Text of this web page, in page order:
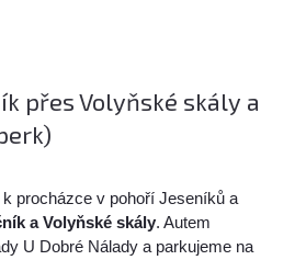
přes Volyňské skály a
procházce v pohoří Jeseníků a
a Volyňské skály. Autem
U Dobré Nálady a parkujeme na